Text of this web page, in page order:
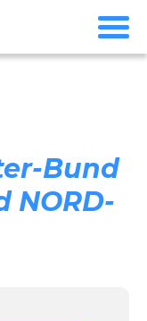
Bund
NORD-